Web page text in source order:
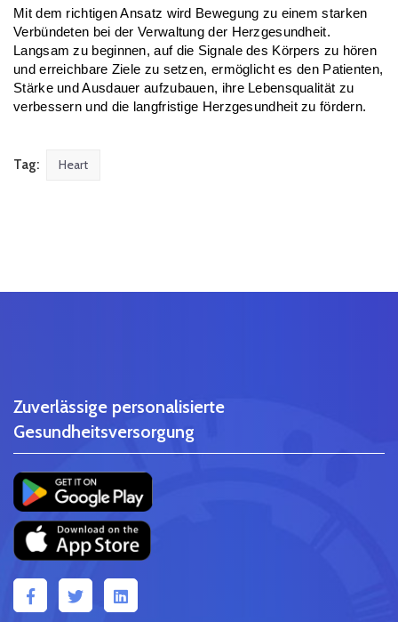
Mit dem richtigen Ansatz wird Bewegung zu einem starken
Verbündeten bei der Verwaltung der Herzgesundheit.
Langsam zu beginnen, auf die Signale des Körpers zu hören
und erreichbare Ziele zu setzen, ermöglicht es den Patienten,
Stärke und Ausdauer aufzubauen, ihre Lebensqualität zu
verbessern und die langfristige Herzgesundheit zu fördern.
Tag: Heart
Zuverlässige personalisierte
Gesundheitsversorgung